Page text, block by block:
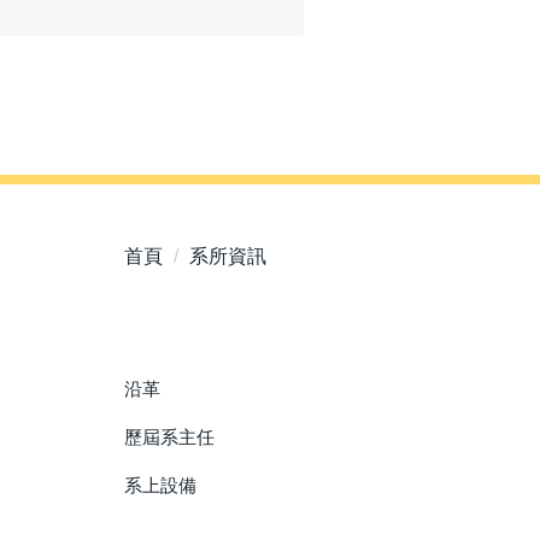
首頁 系所資訊
沿革
歷屆系主任
系上設備